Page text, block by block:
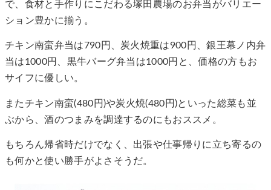
で、食材と手作りにこだわる塚田農場のお弁当がバリエー
ション豊かに揃う。
チキン南蛮弁当は790円、炭火焼重は900円、銀王幕ノ内弁
当は1000円、黒牛バーグ弁当は1000円と、価格の方もお
サイフに優しい。
またチキン南蛮(480円)や炭火焼(480円)といった総菜も並
ぶから、酒のつまみを調達するのにもおススメ。
もちろん帰省時だけでなく、出張や仕事帰りに立ち寄るの
も何かと使い勝手がよさそうだ。